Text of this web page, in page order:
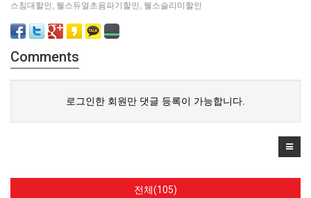
스침대할인 , 웰스듀얼초음파기할인 , 웰스슬리미할인
Comments
로그인한 회원만 댓글 등록이 가능합니다.
전체(105)